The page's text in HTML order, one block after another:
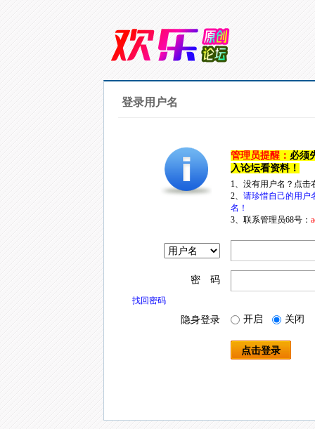
登录用户名
管理员提醒： 必须
入论坛看资料！
1、没有用户名？点
2、 请珍惜自己的用户
名！
3、联系管理员68号：
密 码
找回密码
隐身登录 开启 关闭
点击登录